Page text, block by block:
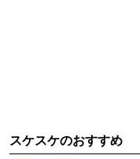
スケスケのおすすめ